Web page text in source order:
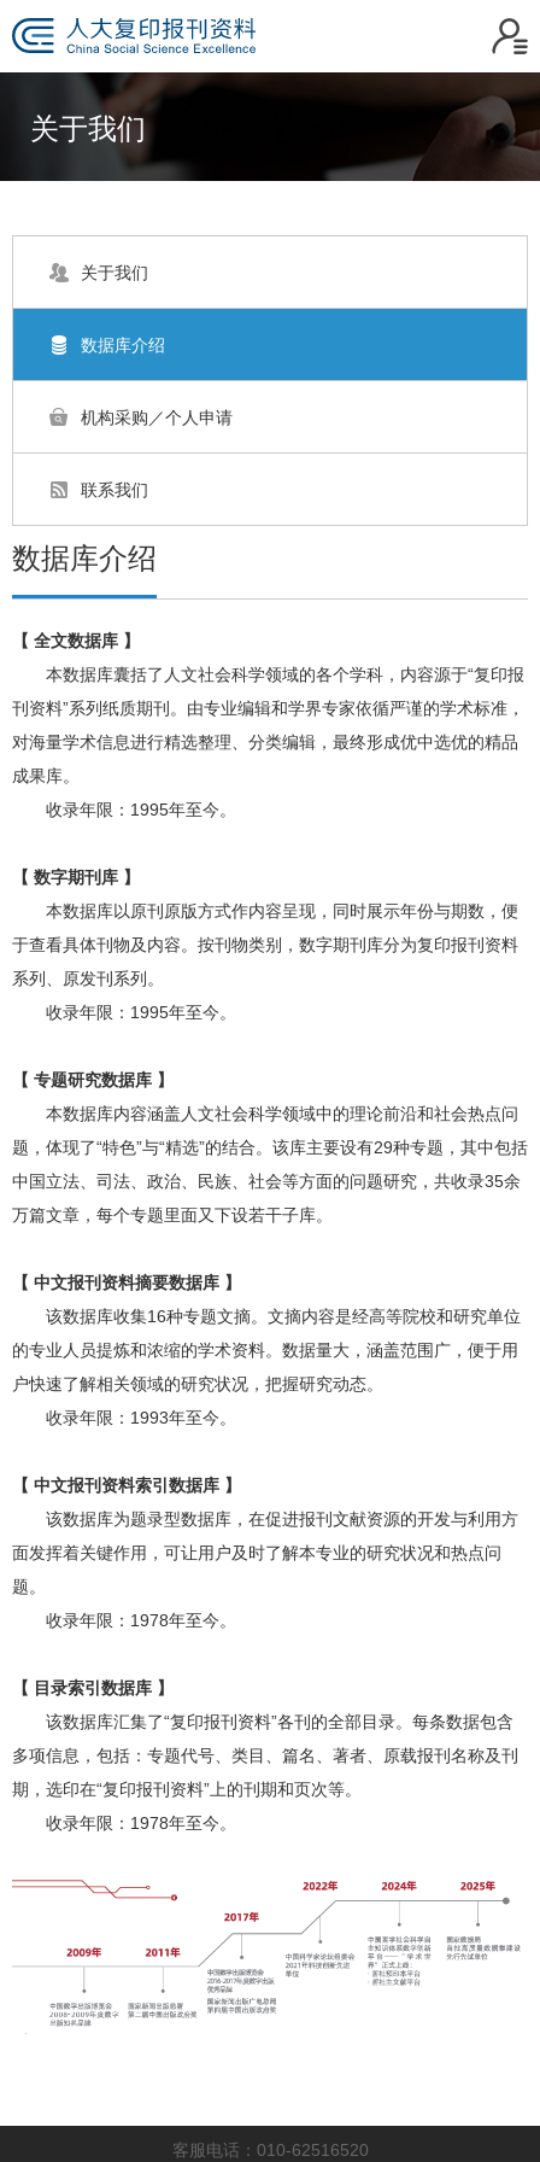
关于我们
关于我们
数据库介绍
机构采购／个人申请
联系我们
数据库介绍
【 全文数据库 】
本数据库囊括了人文社会科学领域的各个学科，内容源于“复印报
刊资料”系列纸质期刊。由专业编辑和学界专家依循严谨的学术标准，
对海量学术信息进行精选整理、分类编辑，最终形成优中选优的精品
成果库。
收录年限：1995年至今。
【 数字期刊库 】
本数据库以原刊原版方式作内容呈现，同时展示年份与期数，便
于查看具体刊物及内容。按刊物类别，数字期刊库分为复印报刊资料
系列、原发刊系列。
收录年限：1995年至今。
【 专题研究数据库 】
本数据库内容涵盖人文社会科学领域中的理论前沿和社会热点问
题，体现了“特色”与“精选”的结合。该库主要设有29种专题，其中包括
中国立法、司法、政治、民族、社会等方面的问题研究，共收录35余
万篇文章，每个专题里面又下设若干子库。
【 中文报刊资料摘要数据库 】
该数据库收集16种专题文摘。文摘内容是经高等院校和研究单位
的专业人员提炼和浓缩的学术资料。数据量大，涵盖范围广，便于用
户快速了解相关领域的研究状况，把握研究动态。
收录年限：1993年至今。
【 中文报刊资料索引数据库 】
该数据库为题录型数据库，在促进报刊文献资源的开发与利用方
面发挥着关键作用，可让用户及时了解本专业的研究状况和热点问
题。
收录年限：1978年至今。
【 目录索引数据库 】
该数据库汇集了“复印报刊资料”各刊的全部目录。每条数据包含
多项信息，包括：专题代号、类目、篇名、著者、原载报刊名称及刊
期，选印在“复印报刊资料”上的刊期和页次等。
收录年限：1978年至今。
客服电话：010-62516520